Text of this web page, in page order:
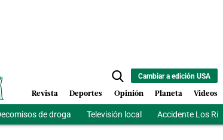
Cambiar a edición USA
Revista Deportes Opinión Planeta Videos
de droga Televisión local Accidente Los Ríos